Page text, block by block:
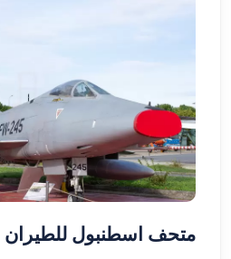
متحف اسطنبول للطيران